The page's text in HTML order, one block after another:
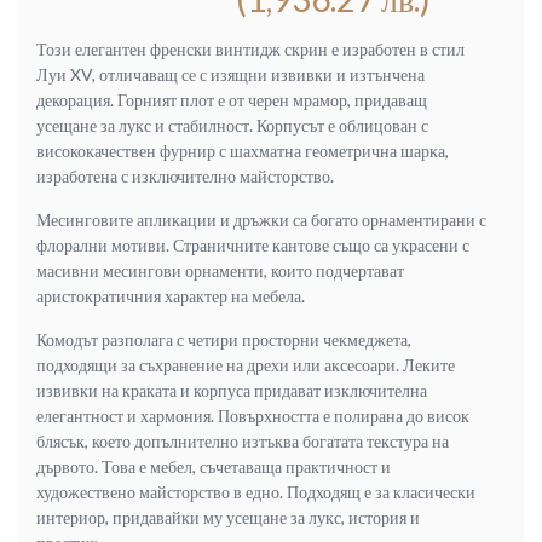
лв.).
лв.).
Този елегантен френски винтидж скрин е изработен в стил
Луи XV, отличаващ се с изящни извивки и изтънчена
декорация. Горният плот е от черен мрамор, придаващ
усещане за лукс и стабилност. Корпусът е облицован с
висококачествен фурнир с шахматна геометрична шарка,
изработена с изключително майсторство.
Месинговите апликации и дръжки са богато орнаментирани с
флорални мотиви. Страничните кантове също са украсени с
масивни месингови орнаменти, които подчертават
аристократичния характер на мебела.
Комодът разполага с четири просторни чекмеджета,
подходящи за съхранение на дрехи или аксесоари. Леките
извивки на краката и корпуса придават изключителна
елегантност и хармония. Повърхността е полирана до висок
блясък, което допълнително изтъква богатата текстура на
дървото. Това е мебел, съчетаваща практичност и
художествено майсторство в едно. Подходящ е за класически
интериор, придавайки му усещане за лукс, история и